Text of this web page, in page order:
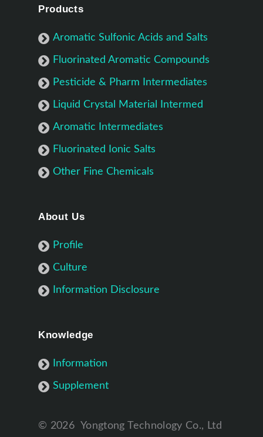
Products
Aromatic Sulfonic Acids and Salts
Fluorinated Aromatic Compounds
Pesticide & Pharm Intermediates
Liquid Crystal Material Intermed
Aromatic Intermediates
Fluorinated Ionic Salts
Other Fine Chemicals
About Us
Profile
Culture
Information Disclosure
Knowledge
Information
Supplement
© 2026 Yongtong Technology Co., Ltd